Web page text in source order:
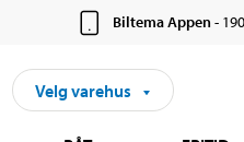
Biltema Appen-
Velg varehus